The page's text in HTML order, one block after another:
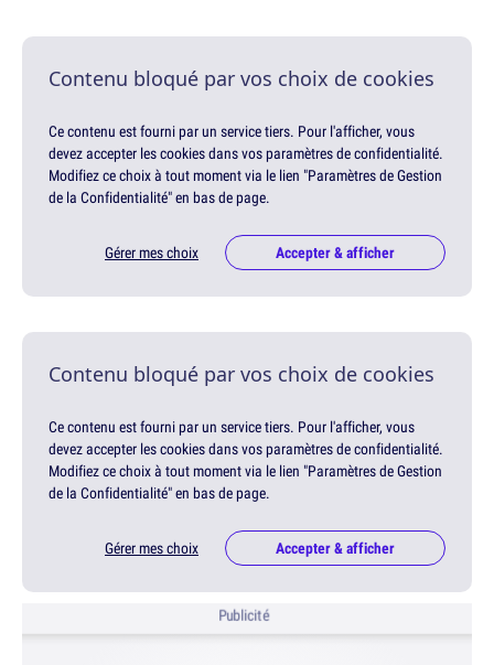
Contenu bloqué par vos choix de cookies
Ce contenu est fourni par un service tiers. Pour l'afficher, vous
devez accepter les cookies dans vos paramètres de confidentialité.
Modifiez ce choix à tout moment via le lien "Paramètres de Gestion
de la Confidentialité" en bas de page.
Gérer mes choix Accepter & afficher
Contenu bloqué par vos choix de cookies
Ce contenu est fourni par un service tiers. Pour l'afficher, vous
devez accepter les cookies dans vos paramètres de confidentialité.
Modifiez ce choix à tout moment via le lien "Paramètres de Gestion
de la Confidentialité" en bas de page.
Gérer mes choix Accepter & afficher
Publicité